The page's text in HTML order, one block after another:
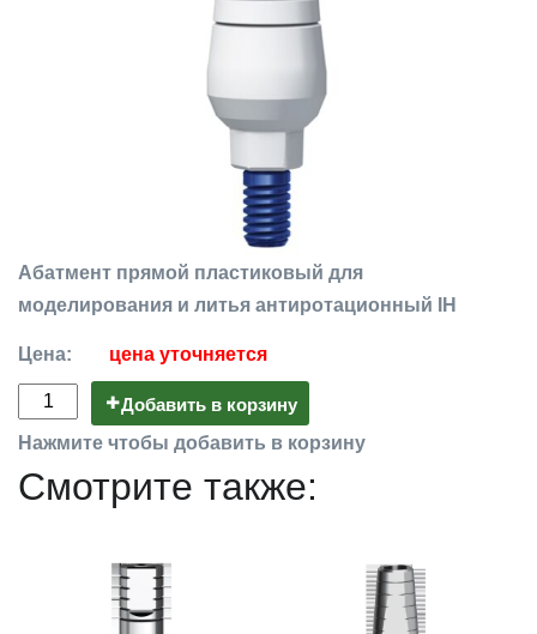
Абатмент прямой пластиковый для
моделирования и литья антиротационный IH
Цена: цена уточняется
Добавить в корзину
Нажмите чтобы добавить в корзину
Смотрите также: